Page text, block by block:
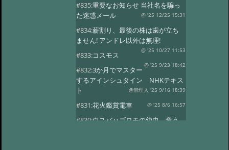
#835:重要なお知らせ 当社名を騙っ
た迷惑メール
@ '25 12/25 15:31
#834:薪割り、最後の株は歯が立ち
ません! アンドレ以外は無理!
@ '25 10/27 11:53
#833:コスモス
@ '25 9/23 18:42
#832:3か月でマスター
するアインシュタイン NHKテキス
ト
@管理人 '25 9/16 18:39
#831:花火鑑賞電車 @ '25 8/6 16:57
#830:ウスバハゴロモの幼虫、危う